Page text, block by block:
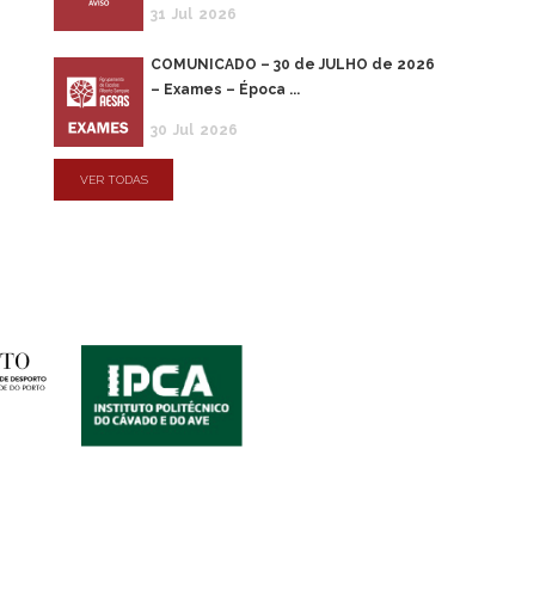
31 Jul 2026
COMUNICADO – 30 de JULHO de 2026
– Exames – Época ...
30 Jul 2026
VER TODAS